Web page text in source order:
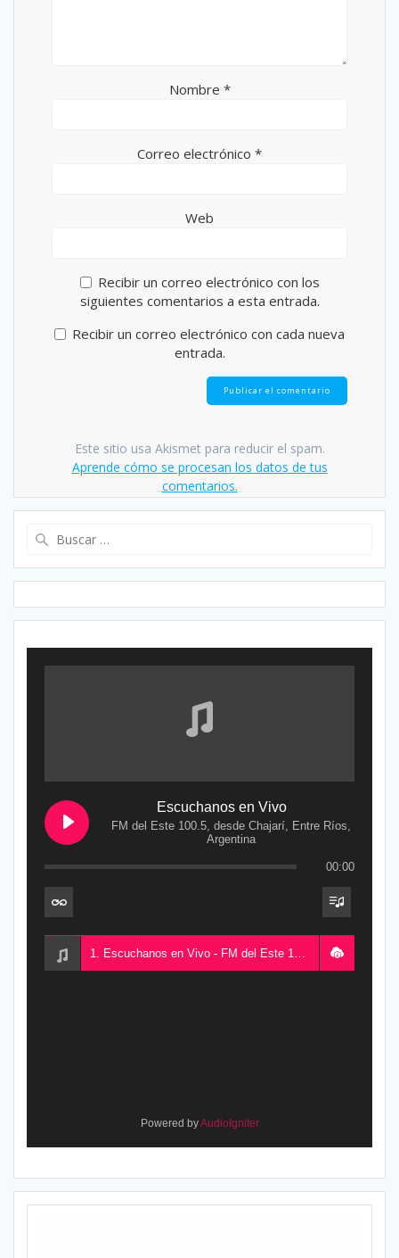
Nombre *
Correo electrónico *
Web
Recibir un correo electrónico con los
siguientes comentarios a esta entrada.
Recibir un correo electrónico con cada nueva
entrada.
Este sitio usa Akismet para reducir el spam.
Aprende cómo se procesan los datos de tus
comentarios.
Escuchanos en Vivo
FM del Este 100.5, desde Chajarí, Entre Ríos,
Argentina
00:00
Powered byAudioIgniter